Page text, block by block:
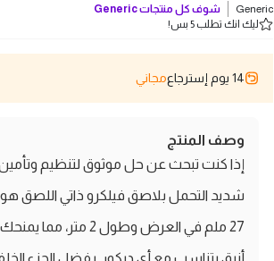
Generic شوف كل منتجاتGeneric
ليك انك تطلب 5 بس!
14 يوم إسترجاع مجاني
وصف المنتج
إذا كنت تبحث عن حل موثوق لتنظيم
شديد التحمل بلاصق فيلكرو ذاتي اللصق هو
27 ملم في العرض
أنيق يتناسب مع أي ديكور. بفضل الجزء